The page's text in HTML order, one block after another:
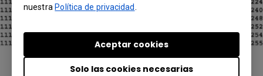
nuestraPolítica de privacidad
Solo las cookies necesarias
Aceptar cookies